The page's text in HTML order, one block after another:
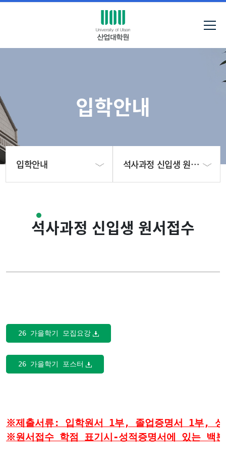
입학안내
입학안내
입학안내
공지사항
석사과정 신입생 원서접수
석사과정 신입생 원서접수
26 가을학기 모집요강
26 가을학기 포스터
※제출서류: 입학원서 1부, 졸업증명서 1부, 성
※원서접수 학점 표기시-성적증명서에 있는 백